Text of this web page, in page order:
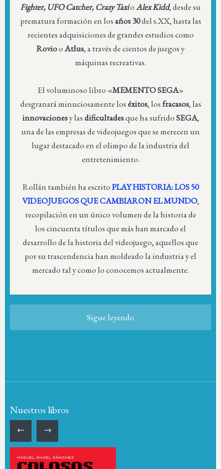
Fighter, UFO Catcher, Crazy TaxioAlex Kidd, desde su
prematura formación en losaños 30del s.XX, hasta las
recientes adquisiciones de grandes estudios como
RoviooAtlus, a través de cientos de juegos y
máquinas recreativas.
El voluminoso libro «MEMENTO SEGA»
desgranará minuciosamente loséxitos, losfracasos, las
innovacionesy lasdificultadesque ha sufridoSEGA,
una de las empresas de videojuegos que se merecen un
lugar destacado en el olimpo de la industria del
entretenimiento.
Rollán también ha escritoPLAY HISTORIA: LOS 50
VIDEOJUEGOS QUE CAMBIARON EL MUNDO,
recopilación en un único volumen de la historia de
los cincuenta títulos que más han marcado el
desarrollo de la historia del videojuego, aquellos que
por su trascendencia han moldeado la industria y el
mercado tal y como lo conocemos actualmente.
Sigue leyendo
Nuestros libros
← →